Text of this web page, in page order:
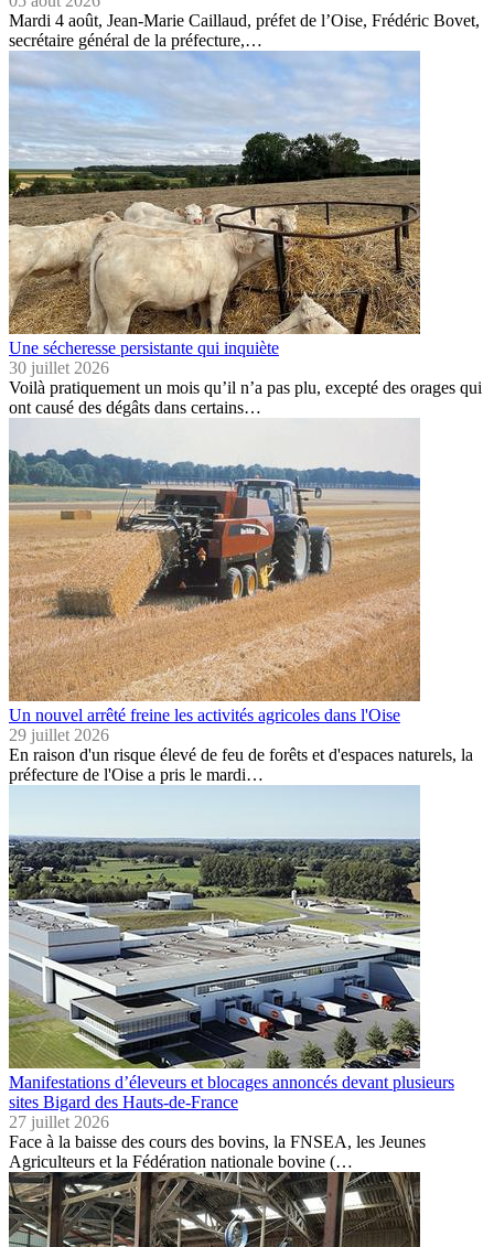
Mardi 4 août, Jean-Marie Caillaud, préfet de l’Oise, Frédéric Bovet,
secrétaire général de la préfecture,…
Une sécheresse persistante qui inquiète
30 juillet 2026
Voilà pratiquement un mois qu’il n’a pas plu, excepté des orages qui
ont causé des dégâts dans certains…
Un nouvel arrêté freine les activités agricoles dans l'Oise
29 juillet 2026
En raison d'un risque élevé de feu de forêts et d'espaces naturels, la
préfecture de l'Oise a pris le mardi…
Manifestations d’éleveurs et blocages annoncés devant plusieurs
sites Bigard des Hauts-de-France
27 juillet 2026
Face à la baisse des cours des bovins, la FNSEA, les Jeunes
Agriculteurs et la Fédération nationale bovine (…